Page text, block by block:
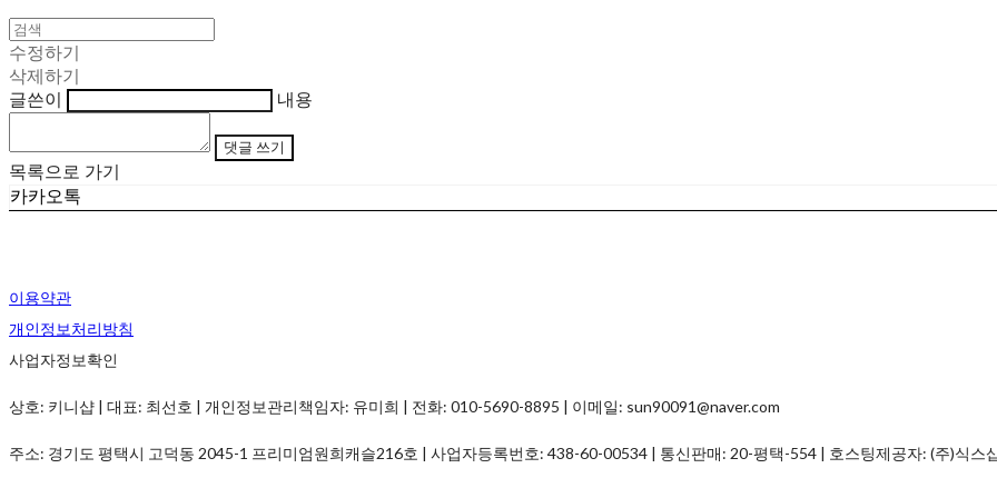
수정하기
삭제하기
글쓴이
내용
댓글 쓰기
목록으로 가기
카카오톡
이용약관
개인정보처리방침
사업자정보확인
상호: 키니샵 | 대표: 최선호 | 개인정보관리책임자: 유미희 | 전화: 010-5690-8895 | 이메일: sun90091@naver.com
주소: 경기도 평택시 고덕동 2045-1 프리미엄원희캐슬216호 | 사업자등록번호: 438-60-00534 | 통신판매: 20-평택-554 | 호스팅제공자: (주)식스